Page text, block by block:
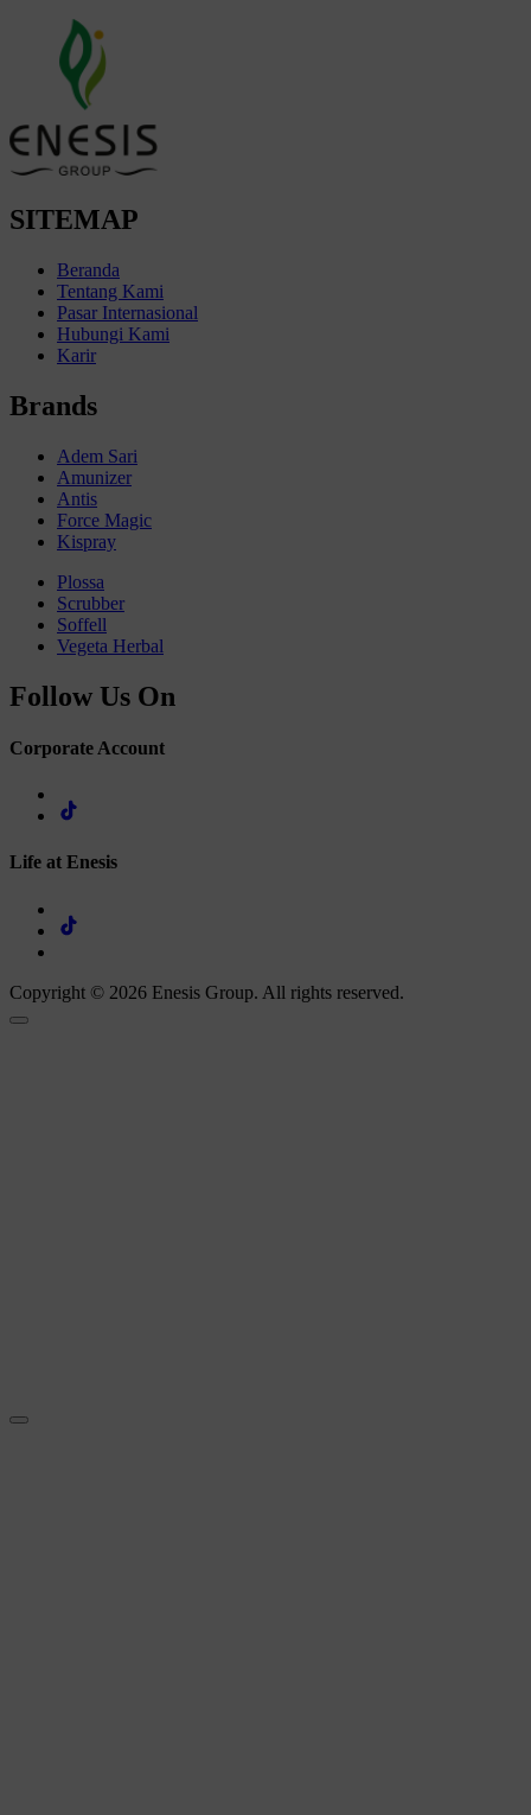
SITEMAP
Beranda
Tentang Kami
Pasar Internasional
Hubungi Kami
Karir
Brands
Adem Sari
Amunizer
Antis
Force Magic
Kispray
Plossa
Scrubber
Soffell
Vegeta Herbal
Follow Us On
Corporate Account
Life at Enesis
Copyright © 2026 Enesis Group. All rights reserved.